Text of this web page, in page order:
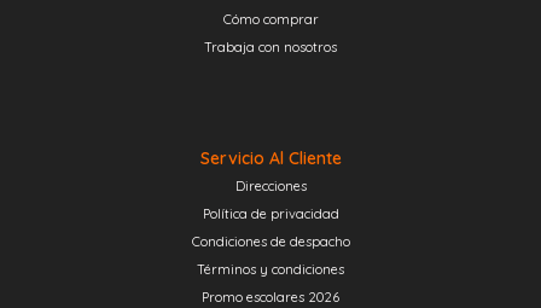
Cómo comprar
Trabaja con nosotros
Servicio Al Cliente
Direcciones
Política de privacidad
Condiciones de despacho
Términos y condiciones
Promo escolares 2026